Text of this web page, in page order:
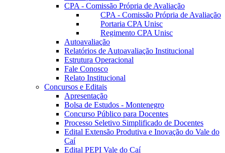
CPA - Comissão Própria de Avaliação
CPA - Comissão Própria de Avaliação
Portaria CPA Unisc
Regimento CPA Unisc
Autoavaliação
Relatórios de Autoavaliação Institucional
Estrutura Operacional
Fale Conosco
Relato Institucional
Concursos e Editais
Apresentação
Bolsa de Estudos - Montenegro
Concurso Público para Docentes
Processo Seletivo Simplificado de Docentes
Edital Extensão Produtiva e Inovação do Vale do
Caí
Edital PEPI Vale do Caí